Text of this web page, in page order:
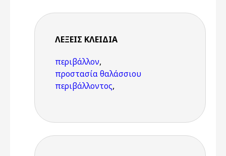
ΛΈΞΕΙΣ KΛΕΙΔΙΆ
περιβάλλον,
προστασία θαλάσσιου
περιβάλλοντος,